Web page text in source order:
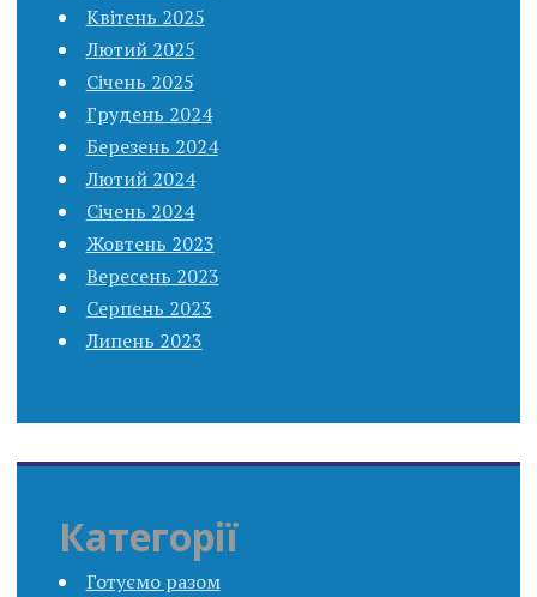
Квітень 2025
Лютий 2025
Січень 2025
Грудень 2024
Березень 2024
Лютий 2024
Січень 2024
Жовтень 2023
Вересень 2023
Серпень 2023
Липень 2023
Категорії
Готуємо разом